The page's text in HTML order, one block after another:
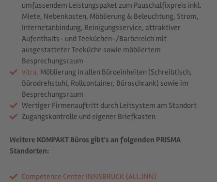
umfassendem Leistungspaket zum Pauschalfixpreis inkl.
Miete, Nebenkosten, Möblierung & Beleuchtung, Strom,
Internet­anbindung, Reinigungsservice, attraktiver
Aufenthalts- und Teeküchen-/Barbereich mit
ausgestatteter Teeküche sowie möbliertem
Besprechungsraum
vitra. Möblierung in allen Büroeinheiten (Schreibtisch,
Bürodrehstuhl, Rollcontainer, Büroschrank) sowie im
Besprechungsraum
Wertiger Firmenauftritt durch Leitsystem am Standort
Zugangskontrolle und eigener Briefkasten
Weitere KOMPAKT Büros gibt’s an folgenden PRISMA
Standorten:
Competence Center INNSBRUCK (ALL.INN)